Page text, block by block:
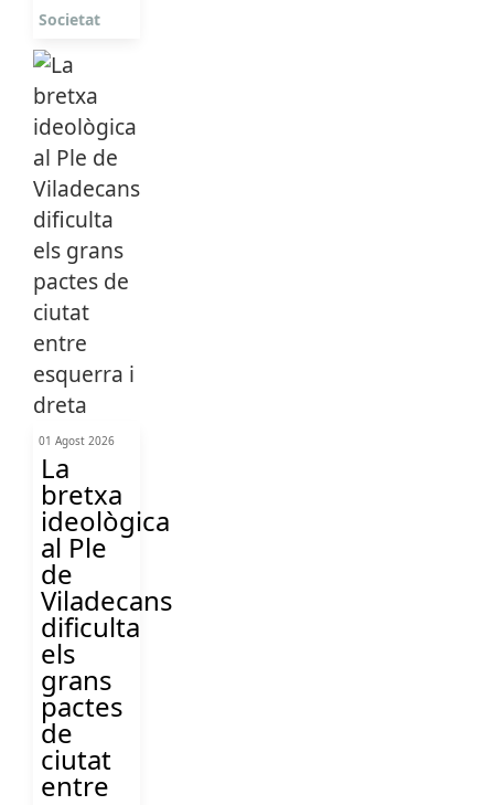
Societat
01 Agost 2026
La
bretxa
ideològica
al Ple
de
Viladecans
dificulta
els
grans
pactes
de
ciutat
entre